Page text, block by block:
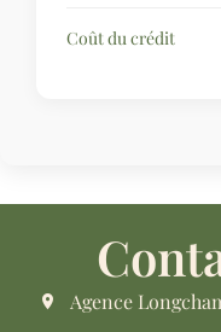
Coût du crédit
Agence